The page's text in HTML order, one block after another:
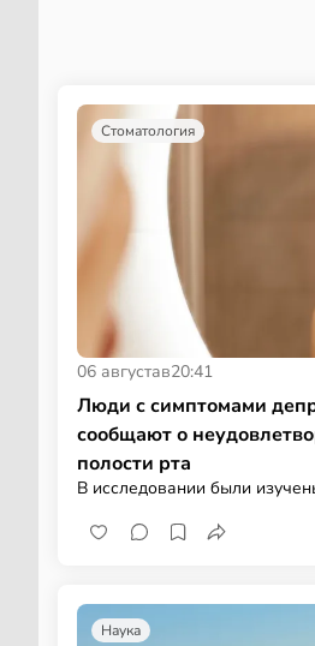
Стоматология
06 августав20:41
Люди с симптомами
сообщают о
полости рта
В исследовании были
Наука